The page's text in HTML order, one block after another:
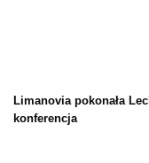
Limanovia pokonała
konferencja